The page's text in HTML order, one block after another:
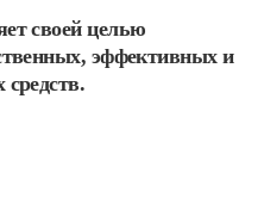
своей целью
эффективных и
средств.